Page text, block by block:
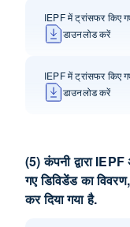
IEPF में ट्रांसफर किए
डाउनलोड करें
IEPF में ट्रांसफर किए
डाउनलोड करें
(5) कंपनी द्वारा
गए डि‍विडेंड का
कर दिया गया है.